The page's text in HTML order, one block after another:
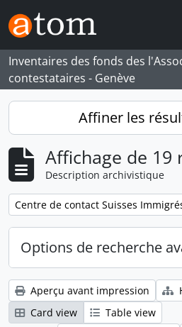
Skip to main content
Inventaires des fonds des
contestataires - Genève
Affiner les
Affichage de 19
Description archivistique
Remove filter:
Centre de contact Suisses
Options de recherche
Aperçu avant impression
Card view
Table view